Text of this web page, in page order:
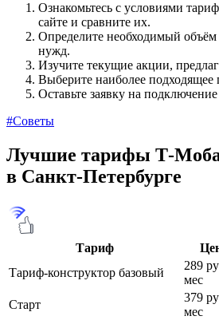
Ознакомьтесь с условиями
сайте и сравните их.
Определите необходимый
нужд.
Изучите текущие акции,
Выберите наиболее подходящее
Оставьте заявку на
#Советы
Лучшие тарифы
в Санкт-Петербурге
Тариф
Тариф-конструктор базовый
289
мес
Старт
379
мес